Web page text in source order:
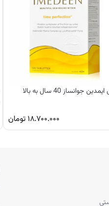
جوانساز 40 سال به بالا
۱۸.۷۰۰.۰۰۰ تومان